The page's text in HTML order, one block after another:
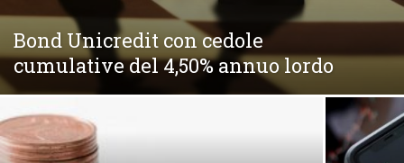
Bond Unicredit con cedole
cumulative del 4,50% annuo lordo